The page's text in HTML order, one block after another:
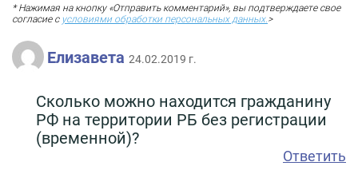
* Нажимая на кнопку «Отправить комментарий», вы подтверждаете свое
согласие с условиями обработки персональных данных. >
Елизавета 24.02.2019 г.
Сколько можно находится гражданину
РФ на территории РБ без регистрации
(временной)?
Ответить